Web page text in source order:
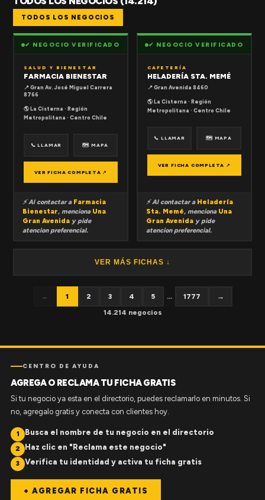
TODOS LOS NEGOCIOS
✔ NEGOCIO VERIFICADO
SALUD Y BIENESTAR
FARMACIA BIENESTAR
📍 Gran Av. José Miguel Carrera
8766
🌎 La Cisterna · Región
Metropolitana · Centro Chile
📞 LLAMAR 🗺 MAPA
VER FICHA COMPLETA ↗
⚡ Al contactar a Farmacia
Bienestar, menciona Una
Gran Avenida y pide
atencion preferencial.
✔ NEGOCIO VERIFICADO
CAFETERÍA
HELADERÍA STA. MEMÉ
📍 Gran Avenida 8460
🌎 La Cisterna · Región
Metropolitana · Centro Chile
📞 LLAMAR 🗺 MAPA
VER FICHA COMPLETA ↗
⚡ Al contactar a Heladería
Sta. Memé, menciona Una
Gran Avenida y pide
atencion preferencial.
VER MÁS FICHAS ↓
← 1 2 3 4 5 ... 1777
→
14.214 negocios
CENTRO DE AYUDA
AGREGA O RECLAMA TU FICHA GRATIS
Si tu negocio ya esta en el directorio, puedes reclamarlo en minutos. Si
no, agregalo gratis y conecta con clientes hoy.
1 Busca el nombre de tu negocio en el directorio
2 Haz clic en "Reclama este negocio"
3 Verifica tu identidad y activa tu ficha gratis
+ AGREGAR FICHA GRATIS